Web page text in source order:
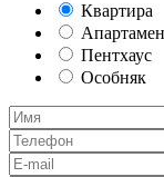
Квартира
Пентхаус
Особняк